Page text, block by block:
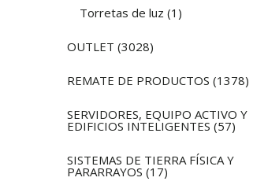
Torretas de luz (1)
OUTLET (3028)
REMATE DE PRODUCTOS (1378)
SERVIDORES, EQUIPO ACTIVO Y
EDIFICIOS INTELIGENTES (57)
SISTEMAS DE TIERRA FÍSICA Y
PARARRAYOS (17)